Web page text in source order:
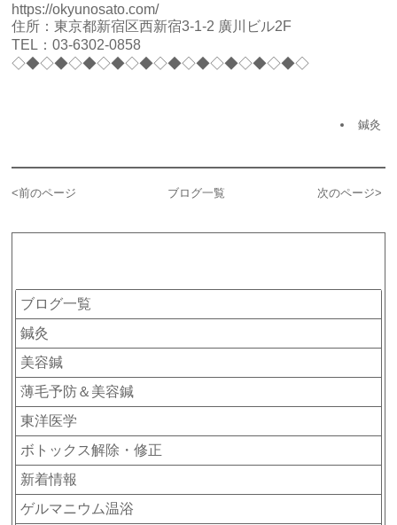
https://okyunosato.com/
住所：東京都新宿区西新宿3-1-2 廣川ビル2F
TEL： 03-6302-0858
◇◆◇◆◇◆◇◆◇◆◇◆◇◆◇◆◇◆◇◆◇
鍼灸
<前のページ ブログ一覧 次のページ>
ブログ一覧
鍼灸
美容鍼
薄毛予防＆美容鍼
東洋医学
ボトックス解除・修正
新着情報
ゲルマニウム温浴